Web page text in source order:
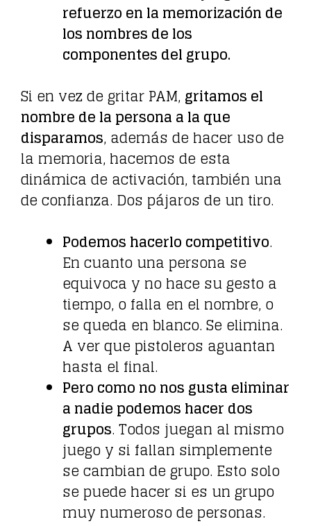
refuerzo en la memorización de
los nombres de los
componentes del grupo.
Si en vez de gritar PAM, gritamos el
nombre de la persona a la que
disparamos, además de hacer uso de
la memoria, hacemos de esta
dinámica de activación, también una
de confianza. Dos pájaros de un tiro.
Podemos hacerlo competitivo.
En cuanto una persona se
equivoca y no hace su gesto a
tiempo, o falla en el nombre, o
se queda en blanco. Se elimina.
A ver que pistoleros aguantan
hasta el final.
Pero como no nos gusta eliminar
a nadie podemos hacer dos
grupos. Todos juegan al mismo
juego y si fallan simplemente
se cambian de grupo. Esto solo
se puede hacer si es un grupo
muy numeroso de personas.